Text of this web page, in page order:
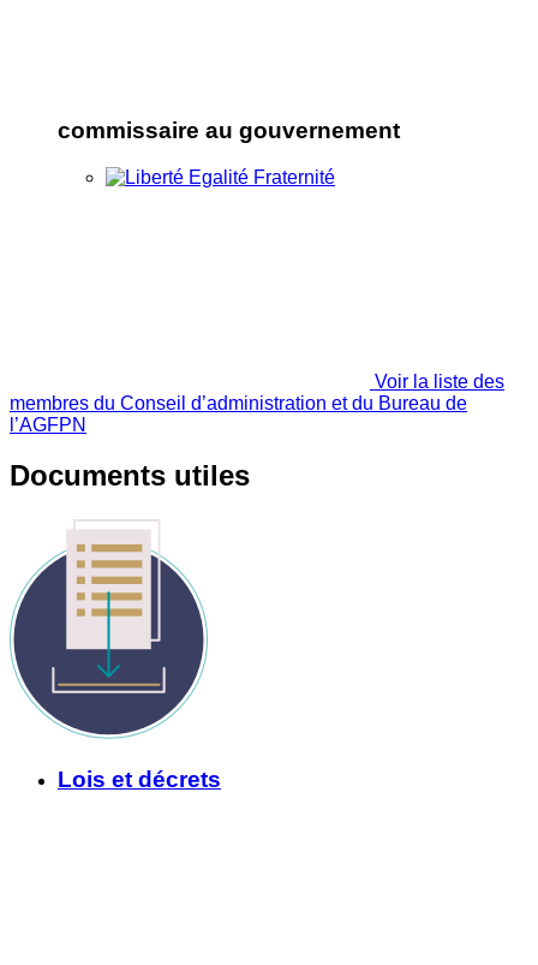
commissaire au gouvernement
Voir la liste des
membres du Conseil d’administration et du Bureau de
l’AGFPN
Documents utiles
Lois et décrets